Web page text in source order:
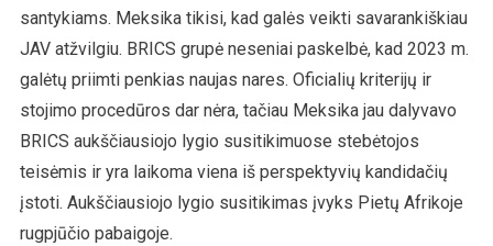
santykiams. Meksika tikisi, kad galės veikti savarankiškiau
JAV atžvilgiu. BRICS grupė neseniai paskelbė, kad 2023 m.
galėtų priimti penkias naujas nares. Oficialių kriterijų ir
stojimo procedūros dar nėra, tačiau Meksika jau dalyvavo
BRICS aukščiausiojo lygio susitikimuose stebėtojos
teisėmis ir yra laikoma viena iš perspektyvių kandidačių
įstoti. Aukščiausiojo lygio susitikimas įvyks Pietų Afrikoje
rugpjūčio pabaigoje.